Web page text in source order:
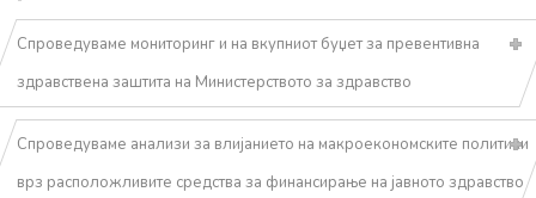
Спроведуваме мониторинг и на вкупниот буџет за превентивна
здравствена заштита на Министерството за здравство
Спроведуваме анализи за влијанието на макроекономските политики
врз расположливите средства за финансирање на јавното здравство